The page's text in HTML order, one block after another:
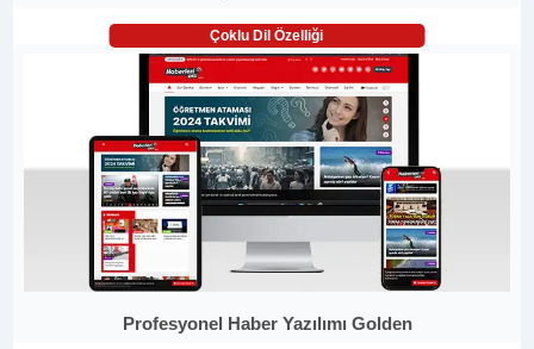
Çoklu Dil Özelliği
Profesyonel Haber Yazılımı Golden